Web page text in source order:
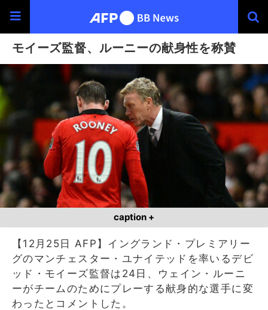
モイーズ監督、ルーニーの献身性を称賛
caption +
【12月25日 AFP】イングランド・プレミアリー
グのマンチェスター・ユナイテッドを率いるデビ
ッド・モイーズ監督は24日、ウェイン・ルーニ
ーがチームのためにプレーする献身的な選手に変
わったとコメントした。